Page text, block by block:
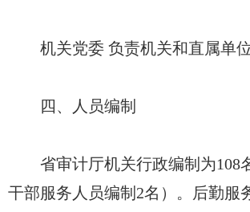
机关党委 负责机关和直属单位
四、人员编制
省审计厅机关行政编制为108
干部服务人员编制2名）。后勤服